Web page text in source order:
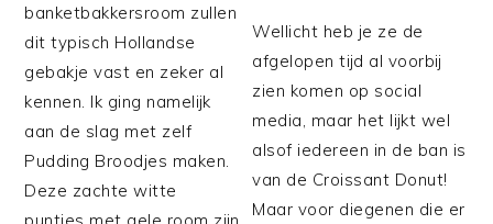
banketbakkersroom zullen
dit typisch Hollandse
gebakje vast en zeker al
kennen. Ik ging namelijk
aan de slag met zelf
Pudding Broodjes maken.
Deze zachte witte
Wellicht heb je ze de
afgelopen tijd al voorbij
zien komen op social
media, maar het lijkt wel
alsof iedereen in de ban is
van de Croissant Donut!
Maar voor diegenen die er